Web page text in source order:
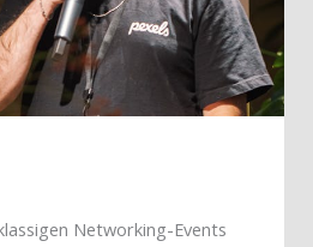
Networking-Events